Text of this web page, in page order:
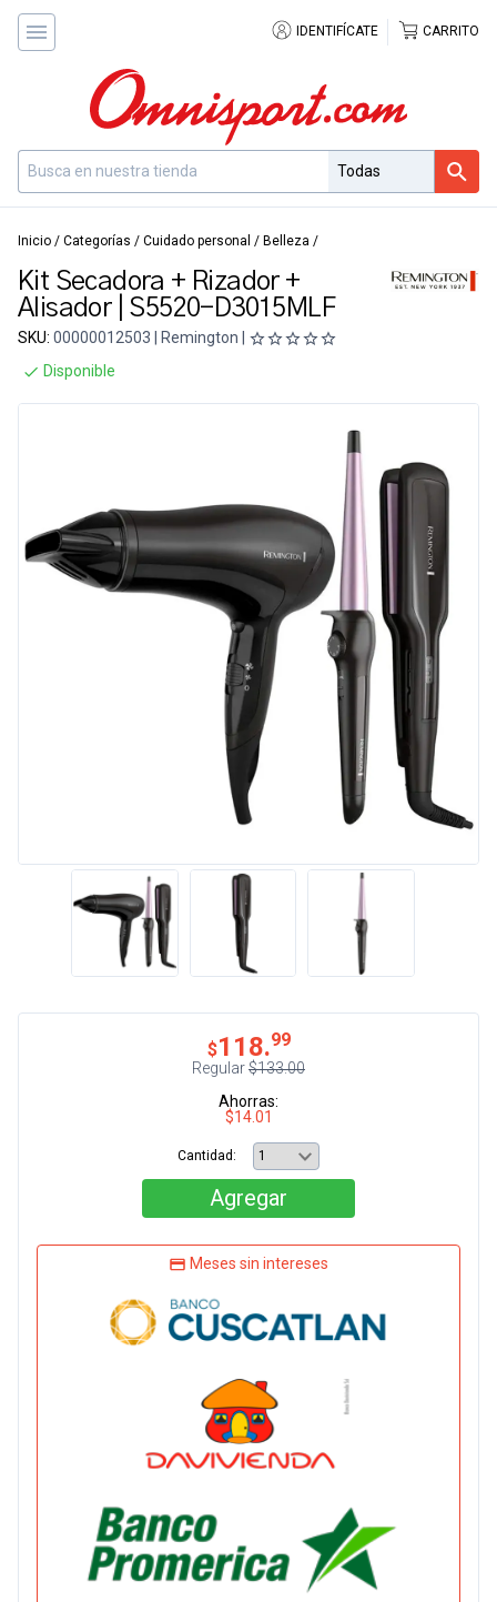
IDENTIFÍCATE CARRITO
Inicio / Categorías / Cuidado personal / Belleza /
Kit Secadora + Rizador +
Alisador | S5520-D3015MLF
SKU: 00000012503 | Remington |
Disponible
$118.99
Regular$133.00
Ahorras:
$14.01
Cantidad:
Agregar
Meses sin intereses